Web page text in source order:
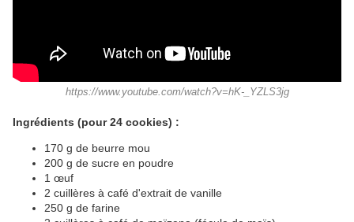
https://www.youtube.com/watch?v=hK-_YZLS3jg
Ingrédients (pour 24 cookies) :
170 g de beurre mou
200 g de sucre en poudre
1 œuf
2 cuillères à café d'extrait de vanille
250 g de farine